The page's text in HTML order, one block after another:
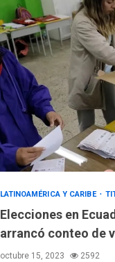
LATINOAMÉRICA Y CARIBE
Elecciones en
arrancó conteo de
octubre 15, 2023 2592